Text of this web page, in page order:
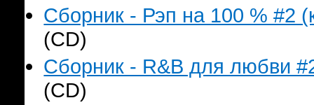
Сборник - Рэп на 100 % #2
(CD)
Сборник - R&B для любви
(CD)